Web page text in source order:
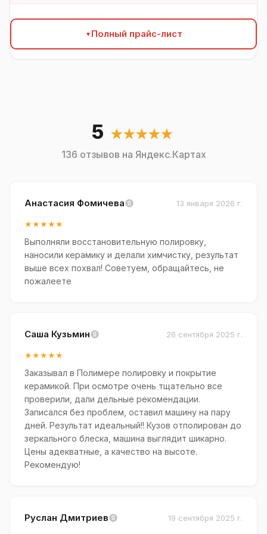
Полный прайс-лист
5 ★★★★★
136 отзывов на Яндекс.Картах
Анастасия Фомичева 13 января 2026 г.
★★★★★
Выполняли восстановительную полировку,
наносили керамику и делали химчистку, результат
выше всех похвал! Советуем, обращайтесь, не
пожалеете
Саша Кузьмин 26 сентября 2025 г.
★★★★★
Заказывал в Полимере полировку и покрытие
керамикой. При осмотре очень тщательно все
проверили, дали дельные рекомендации.
Записался без проблем, оставил машину на пару
дней. Результат идеальный!! Кузов отполирован до
зеркального блеска, машина выглядит шикарно.
Цены адекватные, а качество на высоте.
Рекомендую!
Руслан Дмитриев 19 сентября 2025 г.